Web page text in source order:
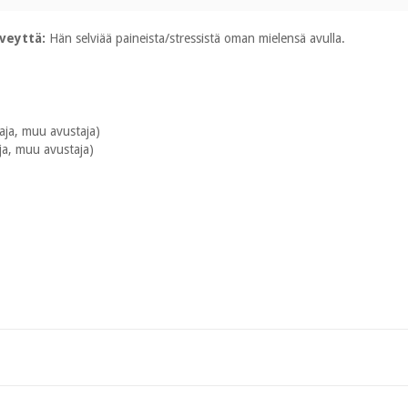
Hän selviää paineista/stressistä oman mielensä avulla.
muu avustaja)
muu avustaja)